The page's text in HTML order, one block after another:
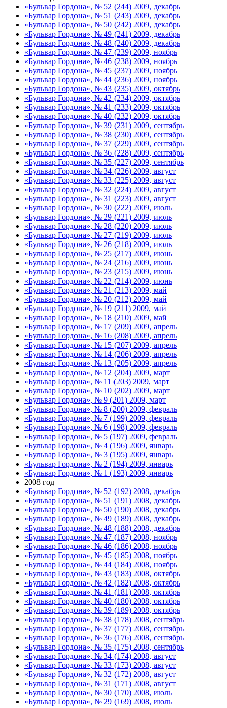
«Бульвар Гордона», № 52 (244) 2009, декабрь
«Бульвар Гордона», № 51 (243) 2009, декабрь
«Бульвар Гордона», № 50 (242) 2009, декабрь
«Бульвар Гордона», № 49 (241) 2009, декабрь
«Бульвар Гордона», № 48 (240) 2009, декабрь
«Бульвар Гордона», № 47 (239) 2009, ноябрь
«Бульвар Гордона», № 46 (238) 2009, ноябрь
«Бульвар Гордона», № 45 (237) 2009, ноябрь
«Бульвар Гордона», № 44 (236) 2009, ноябрь
«Бульвар Гордона», № 43 (235) 2009, октябрь
«Бульвар Гордона», № 42 (234) 2009, октябрь
«Бульвар Гордона», № 41 (233) 2009, октябрь
«Бульвар Гордона», № 40 (232) 2009, октябрь
«Бульвар Гордона», № 39 (231) 2009, сентябрь
«Бульвар Гордона», № 38 (230) 2009, сентябрь
«Бульвар Гордона», № 37 (229) 2009, сентябрь
«Бульвар Гордона», № 36 (228) 2009, сентябрь
«Бульвар Гордона», № 35 (227) 2009, сентябрь
«Бульвар Гордона», № 34 (226) 2009, август
«Бульвар Гордона», № 33 (225) 2009, август
«Бульвар Гордона», № 32 (224) 2009, август
«Бульвар Гордона», № 31 (223) 2009, август
«Бульвар Гордона», № 30 (222) 2009, июль
«Бульвар Гордона», № 29 (221) 2009, июль
«Бульвар Гордона», № 28 (220) 2009, июль
«Бульвар Гордона», № 27 (219) 2009, июль
«Бульвар Гордона», № 26 (218) 2009, июль
«Бульвар Гордона», № 25 (217) 2009, июнь
«Бульвар Гордона», № 24 (216) 2009, июнь
«Бульвар Гордона», № 23 (215) 2009, июнь
«Бульвар Гордона», № 22 (214) 2009, июнь
«Бульвар Гордона», № 21 (213) 2009, май
«Бульвар Гордона», № 20 (212) 2009, май
«Бульвар Гордона», № 19 (211) 2009, май
«Бульвар Гордона», № 18 (210) 2009, май
«Бульвар Гордона», № 17 (209) 2009, апрель
«Бульвар Гордона», № 16 (208) 2009, апрель
«Бульвар Гордона», № 15 (207) 2009, апрель
«Бульвар Гордона», № 14 (206) 2009, апрель
«Бульвар Гордона», № 13 (205) 2009, апрель
«Бульвар Гордона», № 12 (204) 2009, март
«Бульвар Гордона», № 11 (203) 2009, март
«Бульвар Гордона», № 10 (202) 2009, март
«Бульвар Гордона», № 9 (201) 2009, март
«Бульвар Гордона», № 8 (200) 2009, февраль
«Бульвар Гордона», № 7 (199) 2009, февраль
«Бульвар Гордона», № 6 (198) 2009, февраль
«Бульвар Гордона», № 5 (197) 2009, февраль
«Бульвар Гордона», № 4 (196) 2009, январь
«Бульвар Гордона», № 3 (195) 2009, январь
«Бульвар Гордона», № 2 (194) 2009, январь
«Бульвар Гордона», № 1 (193) 2009, январь
2008 год
«Бульвар Гордона», № 52 (192) 2008, декабрь
«Бульвар Гордона», № 51 (191) 2008, декабрь
«Бульвар Гордона», № 50 (190) 2008, декабрь
«Бульвар Гордона», № 49 (189) 2008, декабрь
«Бульвар Гордона», № 48 (188) 2008, декабрь
«Бульвар Гордона», № 47 (187) 2008, ноябрь
«Бульвар Гордона», № 46 (186) 2008, ноябрь
«Бульвар Гордона», № 45 (185) 2008, ноябрь
«Бульвар Гордона», № 44 (184) 2008, ноябрь
«Бульвар Гордона», № 43 (183) 2008, октябрь
«Бульвар Гордона», № 42 (182) 2008, октябрь
«Бульвар Гордона», № 41 (181) 2008, октябрь
«Бульвар Гордона», № 40 (180) 2008, октябрь
«Бульвар Гордона», № 39 (189) 2008, октябрь
«Бульвар Гордона», № 38 (178) 2008, сентябрь
«Бульвар Гордона», № 37 (177) 2008, сентябрь
«Бульвар Гордона», № 36 (176) 2008, сентябрь
«Бульвар Гордона», № 35 (175) 2008, сентябрь
«Бульвар Гордона», № 34 (174) 2008, август
«Бульвар Гордона», № 33 (173) 2008, август
«Бульвар Гордона», № 32 (172) 2008, август
«Бульвар Гордона», № 31 (171) 2008, август
«Бульвар Гордона», № 30 (170) 2008, июль
«Бульвар Гордона», № 29 (169) 2008, июль